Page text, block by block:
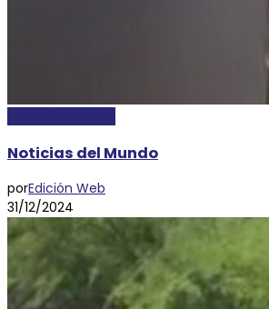
Noticias del Mundo
porEdición Web
31/12/2024